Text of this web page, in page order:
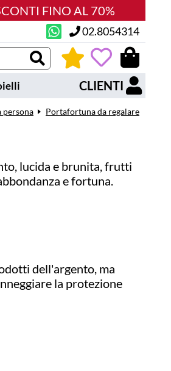
FINO AL 70%
02.8054314
CLIENTI
persona Portafortuna da regalare
lucida e brunita, frutti
e fortuna.
dell'argento, ma
la protezione